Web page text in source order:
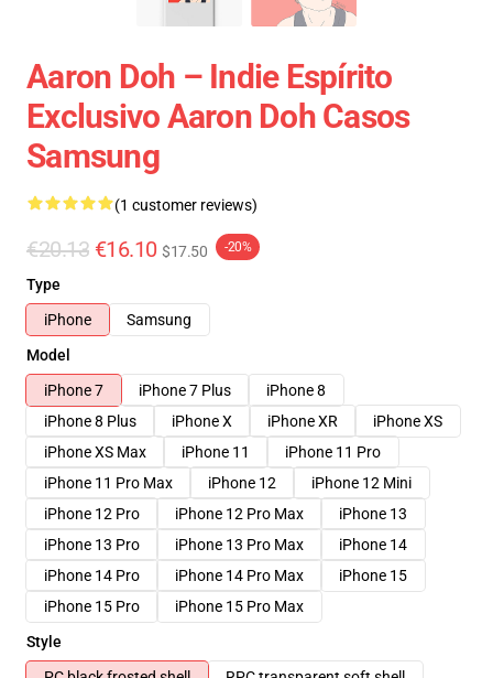
Aaron Doh – Indie Espírito
Exclusivo Aaron Doh Casos
Samsung
(1 customer reviews)
€20.13 €16.10 $17.50 -20%
Type
iPhone
Samsung
Model
iPhone 7
iPhone 7 Plus
iPhone 8
iPhone 8 Plus
iPhone X iPhone XR
iPhone XS
iPhone XS Max
iPhone 11
iPhone 11 Pro
iPhone 11 Pro Max
iPhone 12
iPhone 12 Mini
iPhone 12 Pro
iPhone 12 Pro Max
iPhone 13
iPhone 13 Pro
iPhone 13 Pro Max
iPhone 14
iPhone 14 Pro
iPhone 14 Pro Max
iPhone 15
iPhone 15 Pro
iPhone 15 Pro Max
Style